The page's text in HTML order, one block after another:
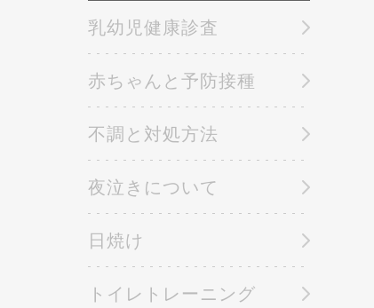
乳幼児健康診査
赤ちゃんと予防接種
不調と対処方法
夜泣きについて
日焼け
トイレトレーニング